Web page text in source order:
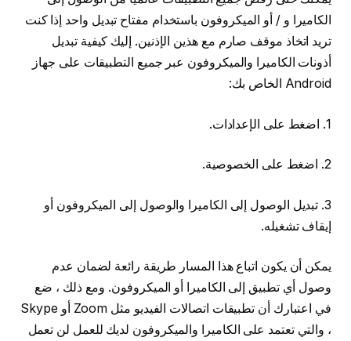
الكاميرا و / أو الميكروفون باستخدام مفتاح تبديل واحد إذا كنت
تريد اتخاذ موقف صارم مع هذين الإذنين. إليك كيفية تبديل
أذونات الكاميرا والميكروفون عبر جميع التطبيقات على جهاز
Android الخاص بك:
1. اضغط على الإعدادات.
2. اضغط على الخصوصية.
3. تبديل الوصول إلى الكاميرا والوصول إلى الميكروفون أو
إيقاف تشغيله.
يمكن أن يكون اتباع هذا المسار طريقة رائعة لضمان عدم
وصول أي تطبيق إلى الكاميرا أو الميكروفون. ومع ذلك ، ضع
في اعتبارك أن تطبيقات اتصالات الفيديو مثل Zoom أو Skype
، والتي تعتمد على الكاميرا والميكروفون لديك للعمل لن تعمل